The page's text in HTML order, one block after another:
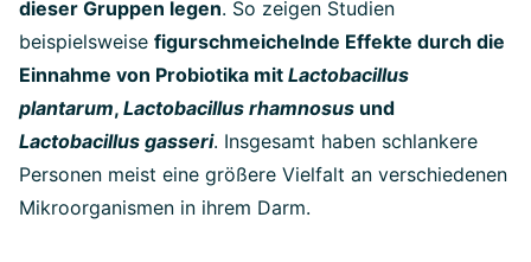
dieser Gruppen legen. So zeigen Studien
beispielsweise figurschmeichelnde Effekte durch die
Einnahme von Probiotika mit Lactobacillus
plantarum, Lactobacillus rhamnosus und
Lactobacillus gasseri. Insgesamt haben schlankere
Personen meist eine größere Vielfalt an verschiedenen
Mikroorganismen in ihrem Darm.